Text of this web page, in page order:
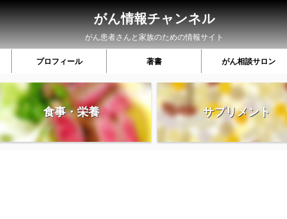
がん情報チャンネル
がん患者さんと家族のための情報サイト
プロフィール 著書 がん相談サロン
食事・栄養 サプリメント